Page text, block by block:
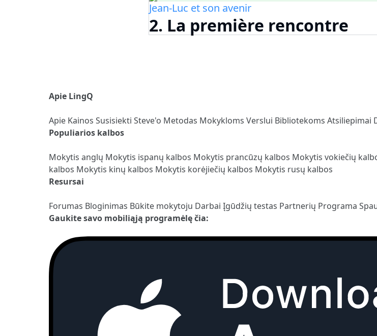
Jean-Luc et son avenir
2. La première rencontre
Apie LingQ
Apie Kainos Susisiekti Steve'o Metodas Mokykloms Verslui Bibliotekoms Atsiliepimai
Populiarios kalbos
Mokytis anglų Mokytis ispanų kalbos Mokytis prancūzų kalbos Mokytis vokiečių
kalbos Mokytis kinų kalbos Mokytis korėjiečių kalbos Mokytis rusų kalbos
Resursai
Forumas Bloginimas Būkite mokytoju Darbai Įgūdžių testas Partnerių Programa
Gaukite savo mobiliąją programėlę čia: